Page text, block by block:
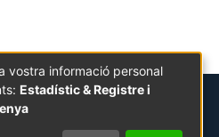
vostra informació personal
Estadístic & Registre i